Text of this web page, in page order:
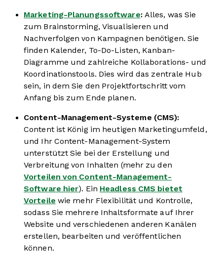
Marketing-Planungssoftware:Alles, was Sie
zum Brainstorming, Visualisieren und
Nachverfolgen von Kampagnen benötigen. Sie
finden Kalender, To-Do-Listen, Kanban-
Diagramme und zahlreiche Kollaborations- und
Koordinationstools. Dies wird das zentrale Hub
sein, in dem Sie den Projektfortschritt vom
Anfang bis zum Ende planen.
Content-Management-Systeme (CMS):
Content ist König im heutigen Marketingumfeld,
und Ihr Content-Management-System
unterstützt Sie bei der Erstellung und
Verbreitung von Inhalten (mehr zu den
Vorteilen von Content-Management-
Software hier). Ein Headless CMS bietet
Vorteile wie mehr Flexibilität und Kontrolle,
sodass Sie mehrere Inhaltsformate auf Ihrer
Website und verschiedenen anderen Kanälen
erstellen, bearbeiten und veröffentlichen
können.